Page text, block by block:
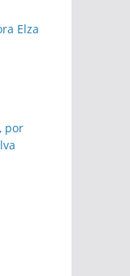
Elza
por